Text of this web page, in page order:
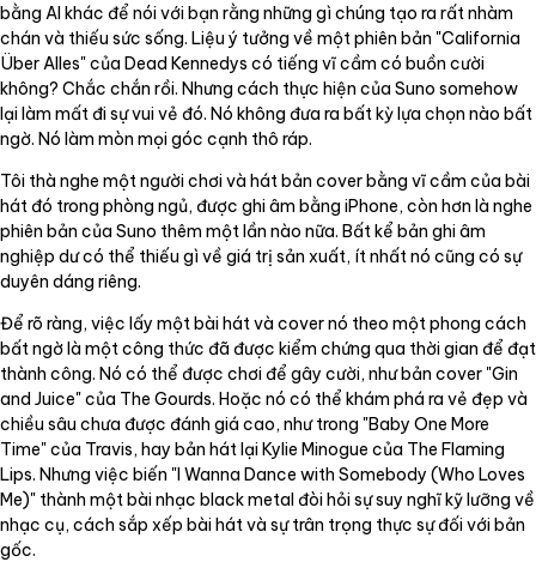
bằng AI khác để nói với bạn rằng những gì chúng tạo ra rất nhàm
chán và thiếu sức sống. Liệu ý tưởng về một phiên bản "California
Über Alles" của Dead Kennedys có tiếng vĩ cầm có buồn cười
không? Chắc chắn rồi. Nhưng cách thực hiện của Suno somehow
lại làm mất đi sự vui vẻ đó. Nó không đưa ra bất kỳ lựa chọn nào bất
ngờ. Nó làm mòn mọi góc cạnh thô ráp.
Tôi thà nghe một người chơi và hát bản cover bằng vĩ cầm của bài
hát đó trong phòng ngủ, được ghi âm bằng iPhone, còn hơn là nghe
phiên bản của Suno thêm một lần nào nữa. Bất kể bản ghi âm
nghiệp dư có thể thiếu gì về giá trị sản xuất, ít nhất nó cũng có sự
duyên dáng riêng.
Để rõ ràng, việc lấy một bài hát và cover nó theo một phong cách
bất ngờ là một công thức đã được kiểm chứng qua thời gian để đạt
thành công. Nó có thể được chơi để gây cười, như bản cover "Gin
and Juice" của The Gourds. Hoặc nó có thể khám phá ra vẻ đẹp và
chiều sâu chưa được đánh giá cao, như trong "Baby One More
Time" của Travis, hay bản hát lại Kylie Minogue của The Flaming
Lips. Nhưng việc biến "I Wanna Dance with Somebody (Who Loves
Me)" thành một bài nhạc black metal đòi hỏi sự suy nghĩ kỹ lưỡng về
nhạc cụ, cách sắp xếp bài hát và sự trân trọng thực sự đối với bản
gốc.